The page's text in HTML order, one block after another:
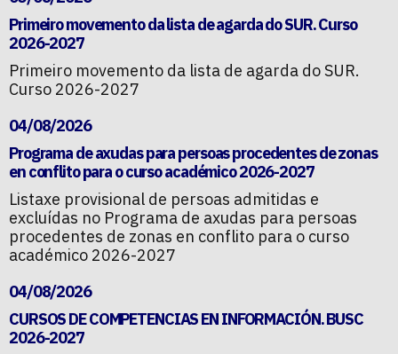
Primeiro movemento da lista de agarda do SUR. Curso
2026-2027
Primeiro movemento da lista de agarda do SUR.
Curso 2026-2027
04/08/2026
Programa de axudas para persoas procedentes de zonas
en conflito para o curso académico 2026-2027
Listaxe provisional de persoas admitidas e
excluídas no Programa de axudas para persoas
procedentes de zonas en conflito para o curso
académico 2026-2027
04/08/2026
CURSOS DE COMPETENCIAS EN INFORMACIÓN. BUSC
2026-2027